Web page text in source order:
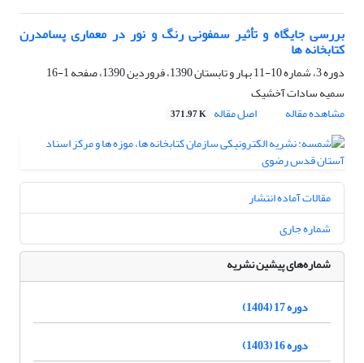
بررسی جایگاه و تأثیر سمفونی رنگ و نور در معماری پسامدرن
کتابخانه­ ها
دوره 3، شماره 10-11 بهار و تابستان 1390، فروردین 1390، صفحه
1-16
سمیه سادات آخشیک
مشاهده مقاله
اصل مقاله 371.97 K
مقالات آماده انتشار
شماره جاری
شماره‌های پیشین نشریه
دوره 17 (1404)
دوره 16 (1403)